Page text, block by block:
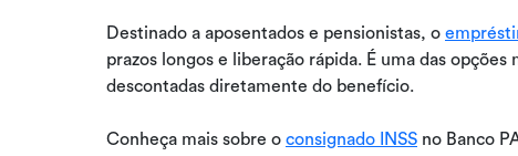
Destinado a aposentados e pensionistas, o
prazos longos e liberação rápida. É uma das
descontadas diretamente do benefício.
Conheça mais sobre o consignado INSS no Banco